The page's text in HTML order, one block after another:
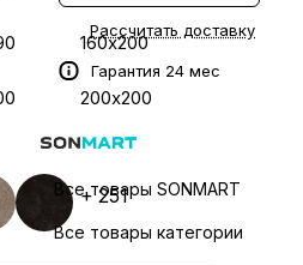
160х200
200х200
+ 251
Рассчитать доставку
Гарантия 24 мес
Все товары SONMART
Все товары категории